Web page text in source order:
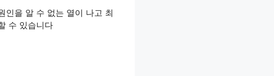
인을 알 수 없는 열이 나고 최
수 있습니다